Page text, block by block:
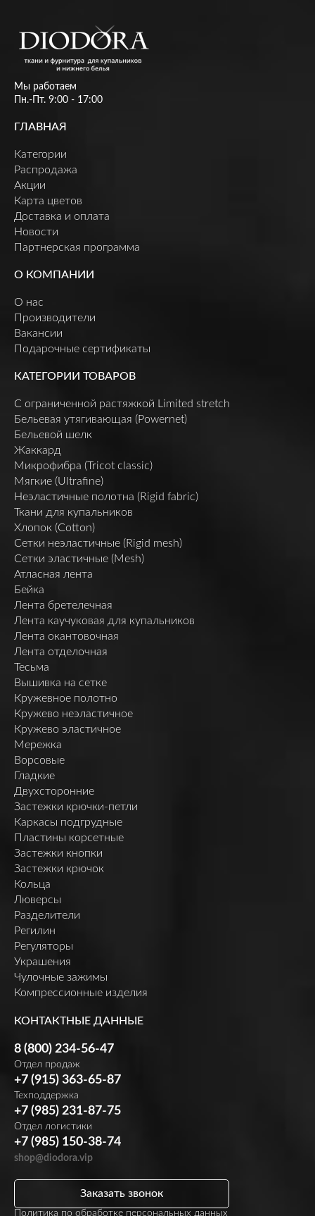
Мы работаем
Пн.-Пт. 9:00 - 17:00
ГЛАВНАЯ
Категории
Распродажа
Акции
Карта цветов
Доставка и оплата
Новости
Партнерская программа
О КОМПАНИИ
О нас
Производители
Вакансии
Подарочные сертификаты
КАТЕГОРИИ ТОВАРОВ
C ограниченной растяжкой Limited stretch
Бельевая утягивающая (Powernet)
Бельевой шелк
Жаккард
Микрофибра (Tricot classic)
Мягкие (Ultrafine)
Неэластичные полотна (Rigid fabric)
Ткани для купальников
Хлопок (Cotton)
Сетки неэластичные (Rigid mesh)
Сетки эластичные (Mesh)
Атласная лента
Бейка
Лента бретелечная
Лента каучуковая для купальников
Лента окантовочная
Лента отделочная
Тесьма
Вышивка на сетке
Кружевное полотно
Кружево неэластичное
Кружево эластичное
Мережка
Ворсовые
Гладкие
Двухсторонние
Застежки крючки-петли
Каркасы подгрудные
Пластины корсетные
Застежки кнопки
Застежки крючок
Кольца
Люверсы
Разделители
Регилин
Регуляторы
Украшения
Чулочные зажимы
Компрессионные изделия
КОНТАКТНЫЕ ДАННЫЕ
8 (800) 234-56-47
Отдел продаж
+7 (915) 363-65-87
Техподдержка
+7 (985) 231-87-75
Отдел логистики
+7 (985) 150-38-74
shop@diodora.vip
Политика по обработке персональных данных
Заказать звонок